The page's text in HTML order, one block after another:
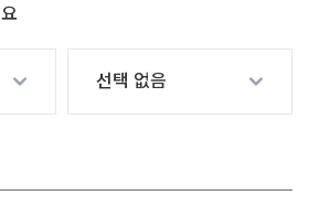
선택 없음